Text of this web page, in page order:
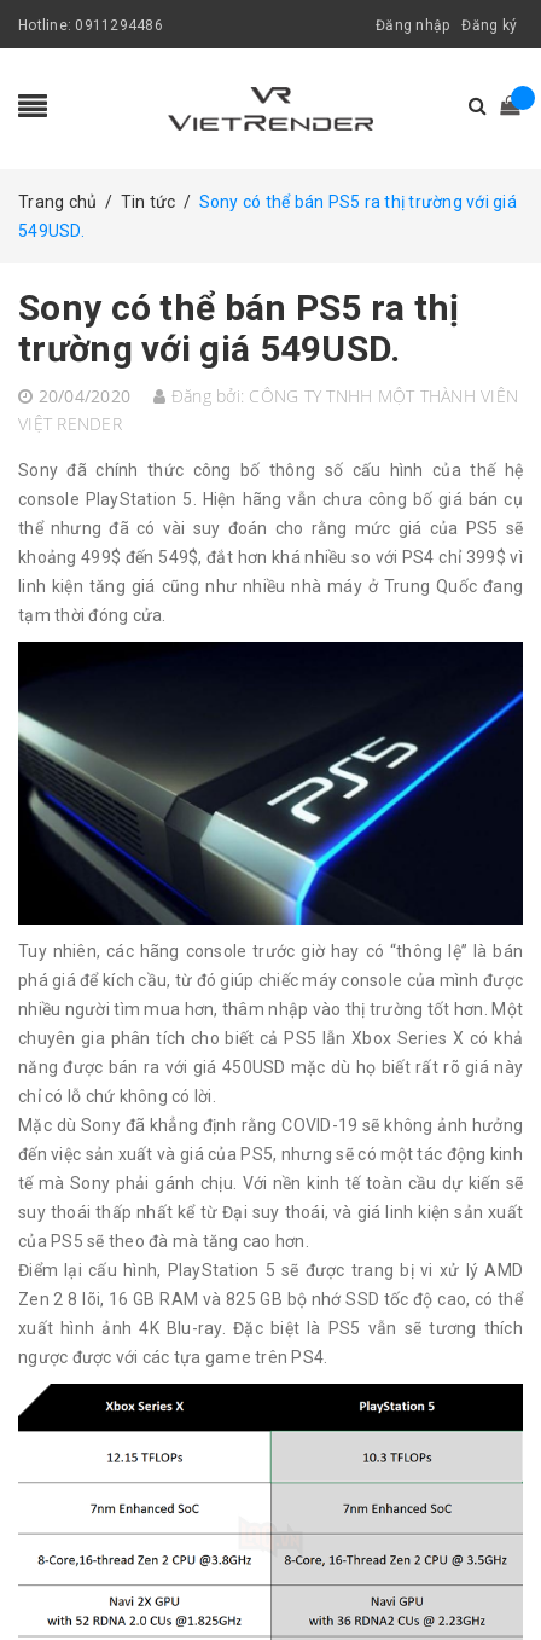
Hotline: 0911294486 Đăng nhập Đăng ký
Trang chủ / Tin tức / Sony có thể bán PS5 ra thị trường với giá
549USD.
Sony có thể bán PS5 ra thị
trường với giá 549USD.
20/04/2020 Đăng bởi: CÔNG TY TNHH MỘT THÀNH VIÊN
VIỆT RENDER
Sony đã chính thức công bố thông số cấu hình của thế hệ
console PlayStation 5. Hiện hãng vẫn chưa công bố giá bán cụ
thể nhưng đã có vài suy đoán cho rằng mức giá của PS5 sẽ
khoảng 499$ đến 549$, đắt hơn khá nhiều so với PS4 chỉ 399$ vì
linh kiện tăng giá cũng như nhiều nhà máy ở Trung Quốc đang
tạm thời đóng cửa.
Tuy nhiên, các hãng console trước giờ hay có “thông lệ” là bán
phá giá để kích cầu, từ đó giúp chiếc máy console của mình được
nhiều người tìm mua hơn, thâm nhập vào thị trường tốt hơn. Một
chuyên gia phân tích cho biết cả PS5 lẫn Xbox Series X có khả
năng được bán ra với giá 450USD mặc dù họ biết rất rõ giá này
chỉ có lỗ chứ không có lời.
Mặc dù Sony đã khẳng định rằng COVID-19 sẽ không ảnh hưởng
đến việc sản xuất và giá của PS5, nhưng sẽ có một tác động kinh
tế mà Sony phải gánh chịu. Với nền kinh tế toàn cầu dự kiến ​​sẽ
suy thoái thấp nhất kể từ Đại suy thoái, và giá linh kiện sản xuất
của PS5 sẽ theo đà mà tăng cao hơn.
Điểm lại cấu hình, PlayStation 5 sẽ được trang bị vi xử lý AMD
Zen 2 8 lõi, 16 GB RAM và 825 GB bộ nhớ SSD tốc độ cao, có thể
xuất hình ảnh 4K Blu-ray. Đặc biệt là PS5 vẫn sẽ tương thích
ngược được với các tựa game trên PS4.